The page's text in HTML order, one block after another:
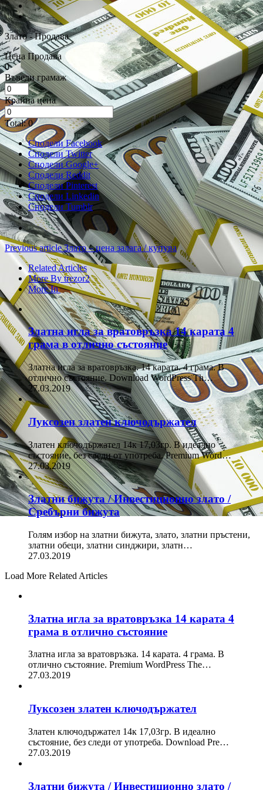
Злато - Продава
Цена Продава
0
Въведи грамаж
Крайна цена
Total:0
Сподели Facebook
Сподели Twitter
Сподели Google+
Сподели Reddit
Сподели Pinterest
Сподели Linkedin
Сподели Tumblr
Previous articleЗлато – цена залага / купува
Related Articles
More By trezor2
More In
Златна игла за вратовръзка 14 карата 4
грама в отлично състояние
Златна игла за вратовръзка. 14 карата. 4 грама. В
отлично състояние. Download WordPress Th…
27.03.2019
Луксозен златен ключодържател
Златен ключодържател 14к 17,03гр. В идеално
състояние, без следи от употреба. Premium Word…
27.03.2019
Златни бижута / Инвестиционно злато /
Сребърни бижута
Голям избор на златни бижута, злато, златни пръстени,
златни обеци, златни синджири, златн…
27.03.2019
Load More Related Articles
Златна игла за вратовръзка 14 карата 4
грама в отлично състояние
Златна игла за вратовръзка. 14 карата. 4 грама. В
отлично състояние. Premium WordPress The…
27.03.2019
Луксозен златен ключодържател
Златен ключодържател 14к 17,03гр. В идеално
състояние, без следи от употреба. Download Pre…
27.03.2019
Златни бижута / Инвестиционно злато /